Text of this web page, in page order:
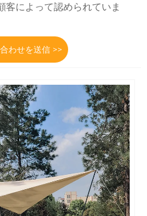
客によって認められていま
わせを送信 >>